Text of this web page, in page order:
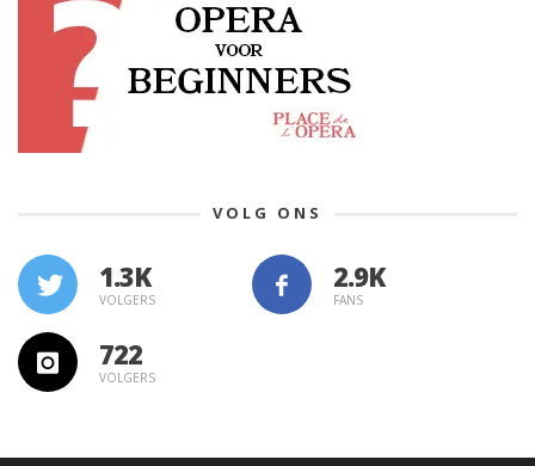
VOLG ONS
1.3K
VOLGERS FANS
722
VOLGERS